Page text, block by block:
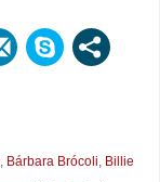
, Bárbara Brócoli, Billie